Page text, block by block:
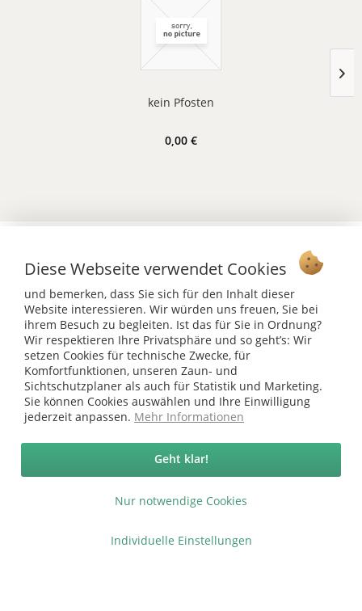
kein Pfosten
0,00 €
Ab 75 € versandkostenfrei *
Service Hotline
Shop Service
Informationen
* bei Paketversand. Alle Preise inkl. gesetzl. Mehrwertsteuer zzgl.
Copyright © afp marketing gmbh - Alle Rechte vorbehalten
Sicher zahlen in unserem Onlineshop
Diese Webseite verwendet Cookies
und bemerken, dass Sie sich für den Inhalt dieser
Website interessieren. Wir würden uns freuen, Sie bei
ihrem Besuch zu begleiten. Ist das für Sie in Ordnung?
Wir respektieren Ihre Privatsphäre und so geht’s: Wir
setzen Cookies für technische Zwecke, für
Komfortfunktionen, unseren Zaun- und
Sichtschutzplaner als auch für Statistik und Marketing.
Sie können Cookies auswählen und Ihre Einwilligung
jederzeit anpassen. Mehr Informationen
Nur notwendige Cookies
Geht klar!
Individuelle Einstellungen